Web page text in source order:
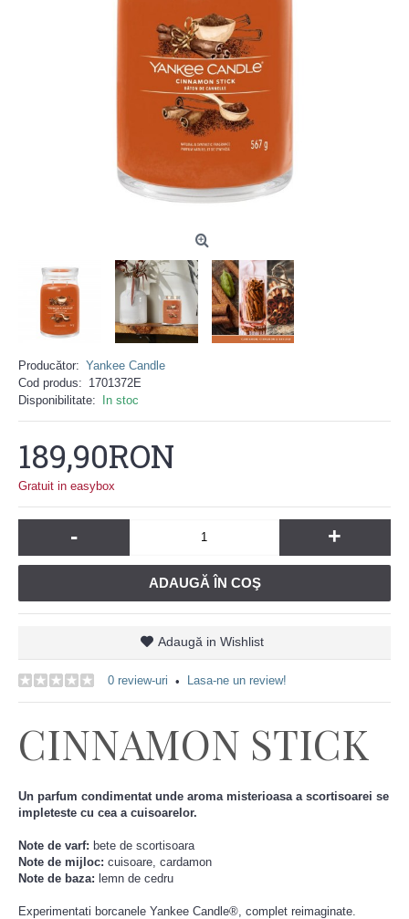
Producător: Yankee Candle
Cod produs: 1701372E
Disponibilitate:
In stoc
189,90RON
Gratuit in easybox
- +
ADAUGĂ ÎN COŞ
Adaugă in Wishlist
0 review-uri • Lasa-ne un review!
CINNAMON STICK
Un parfum condimentat unde aroma misterioasa a scortisoarei se
impleteste cu cea a cuisoarelor.
Note de varf: bete de scortisoara
Note de mijloc: cuisoare, cardamon
Note de baza: lemn de cedru
Experimentati borcanele Yankee Candle®, complet reimaginate.